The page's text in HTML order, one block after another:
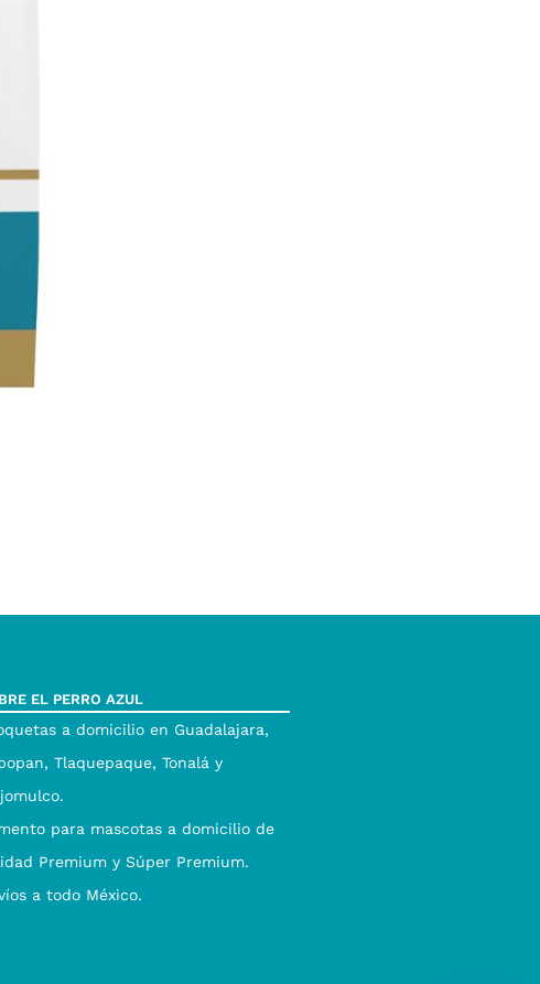
EL PERRO AZUL
a domicilio en Guadalajara,
Tlaquepaque, Tonalá y
para mascotas a domicilio de
Premium y Súper Premium.
a todo México.